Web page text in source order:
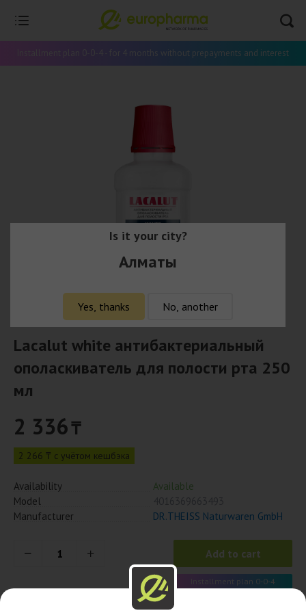
Installment plan 0-0-4 - for 4 months without prepayments and interest
Lacalut white антибактериальный
ополаскиватель для полости рта 250
мл
2 336₸
2 266 ₸ с учётом кешбэка
Availability
Available
Model
Manufacturer
DR.THEISS Naturwaren GmbH
Add to cart
Installment plan 0-0-4
Is it your city?
Алматы
Yes, thanks No, another